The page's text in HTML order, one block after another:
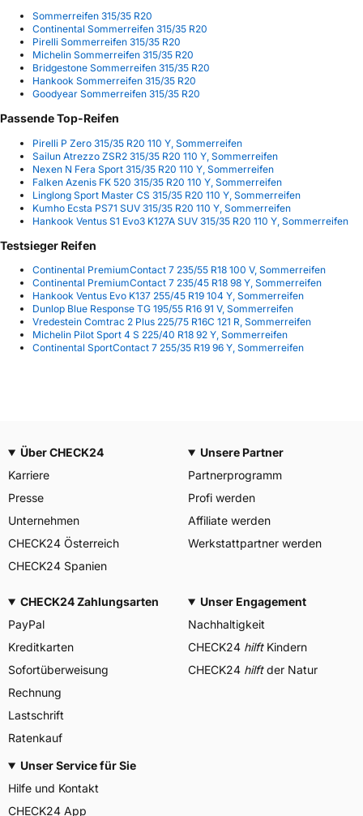
Sommerreifen 315/35 R20
Continental Sommerreifen 315/35 R20
Pirelli Sommerreifen 315/35 R20
Michelin Sommerreifen 315/35 R20
Bridgestone Sommerreifen 315/35 R20
Hankook Sommerreifen 315/35 R20
Goodyear Sommerreifen 315/35 R20
Passende Top-Reifen
Pirelli P Zero 315/35 R20 110 Y, Sommerreifen
Sailun Atrezzo ZSR2 315/35 R20 110 Y, Sommerreifen
Nexen N Fera Sport 315/35 R20 110 Y, Sommerreifen
Falken Azenis FK 520 315/35 R20 110 Y, Sommerreifen
Linglong Sport Master CS 315/35 R20 110 Y, Sommerreifen
Kumho Ecsta PS71 SUV 315/35 R20 110 Y, Sommerreifen
Hankook Ventus S1 Evo3 K127A SUV 315/35 R20 110 Y, Sommerreifen
Testsieger Reifen
Continental PremiumContact 7 235/55 R18 100 V, Sommerreifen
Continental PremiumContact 7 235/45 R18 98 Y, Sommerreifen
Hankook Ventus Evo K137 255/45 R19 104 Y, Sommerreifen
Dunlop Blue Response TG 195/55 R16 91 V, Sommerreifen
Vredestein Comtrac 2 Plus 225/75 R16C 121 R, Sommerreifen
Michelin Pilot Sport 4 S 225/40 R18 92 Y, Sommerreifen
Continental SportContact 7 255/35 R19 96 Y, Sommerreifen
Über CHECK24
Karriere
Presse
Unternehmen
CHECK24 Österreich
CHECK24 Spanien
Unsere Partner
Partnerprogramm
Profi werden
Affiliate werden
Werkstattpartner werden
CHECK24 Zahlungsarten
PayPal
Kreditkarten
Sofortüberweisung
Rechnung
Lastschrift
Ratenkauf
Unser Engagement
Nachhaltigkeit
CHECK24 hilftKindern
CHECK24 hilftder Natur
Unser Service für Sie
Hilfe und Kontakt
CHECK24 App